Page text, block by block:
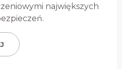
największych